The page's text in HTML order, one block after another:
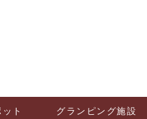
ト グランピング施設